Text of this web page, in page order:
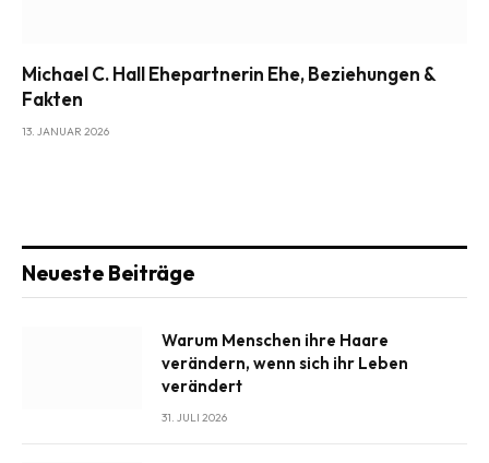
Michael C. Hall Ehepartnerin Ehe, Beziehungen &
Fakten
13. JANUAR 2026
Neueste Beiträge
Warum Menschen ihre Haare
verändern, wenn sich ihr Leben
verändert
31. JULI 2026